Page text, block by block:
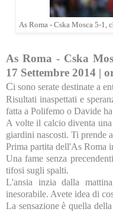
As Roma - Cska Mosca 5-1,
As Roma - Cska
17 Settembre 2014 |
Ci sono serate destinate a
Risultati inaspettati e
fatta a Polifemo o Davide
A volte il calcio diventa
giardini nascosti. Ti prende
Prima partita dell'As Roma
Una fame senza
tifosi sugli spalti.
L'ansia inzia dalla
inesorabile. Avete idea di
La sensazione è quella